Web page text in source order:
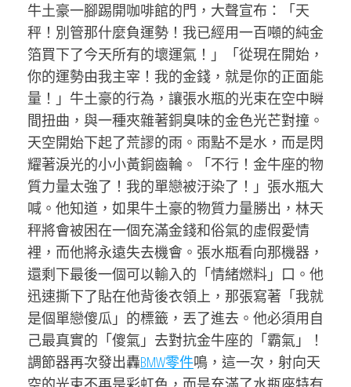
牛土豪一腳踢開咖啡館的門，大聲宣布：「天
秤！別管那什麼負運勢！我已經用一百噸的純金
箔買下了今天所有的壞運氣！」「從現在開始，
你的運勢由我主宰！我的金錢，就是你的正面能
量！」牛土豪的行為，讓張水瓶的光束在空中瞬
間扭曲，與一種夾雜著銅臭味的金色光芒對撞。
天空開始下起了荒謬的雨。雨點不是水，而是閃
耀著淚光的小小黃銅齒輪。「不行！金牛座的物
質力量太強了！我的單戀被汙染了！」張水瓶大
喊。他知道，如果牛土豪的物質力量勝出，林天
秤將會被困在一個充滿金錢和俗氣的虛假愛情
裡，而他將永遠失去機會。張水瓶看向那機器，
還剩下最後一個可以輸入的「情緒燃料」口。他
迅速撕下了貼在他背後衣領上，那張寫著「我就
是個單戀傻瓜」的標籤，丟了進去。他必須用自
己最真實的「傻氣」去對抗金牛座的「霸氣」！
調節器再次發出轟BMW零件鳴，這一次，射向天